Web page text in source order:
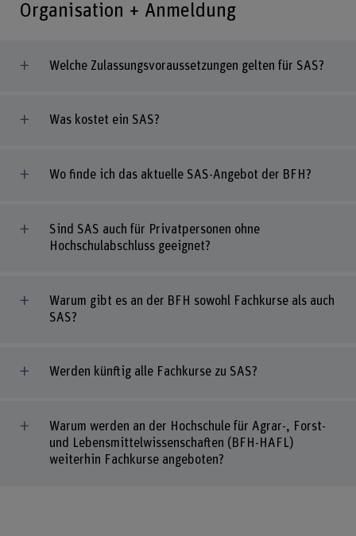
Organisation + Anmeldung
Welche Zulassungsvoraussetzungen gelten für SAS?
Was kostet ein SAS?
Wo finde ich das aktuelle SAS-Angebot der BFH?
Sind SAS auch für Privatpersonen ohne
Hochschulabschluss geeignet?
Warum gibt es an der BFH sowohl Fachkurse als auch
SAS?
Werden künftig alle Fachkurse zu SAS?
Warum werden an der Hochschule für Agrar-, Forst-
und Lebensmittelwissenschaften (BFH-HAFL)
weiterhin Fachkurse angeboten?